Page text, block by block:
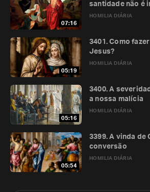
07:16
HOMILIA DIÁRIA
santidade não é
05:19
HOMILIA DIÁRIA
3401. Como
Jesus?
05:16
HOMILIA DIÁRIA
3400. A
a nossa malícia
05:54
HOMILIA DIÁRIA
3399. A vinda de
conversão